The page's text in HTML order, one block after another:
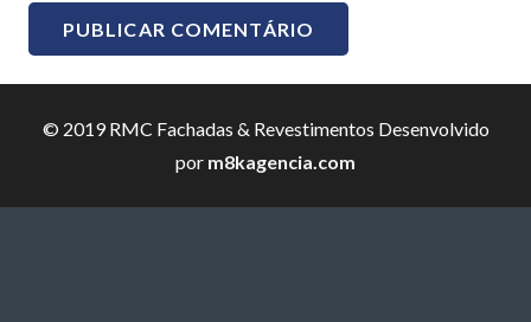
PUBLICAR COMENTÁRIO
© 2019 RMC Fachadas & Revestimentos Desenvolvido
por m8kagencia.com